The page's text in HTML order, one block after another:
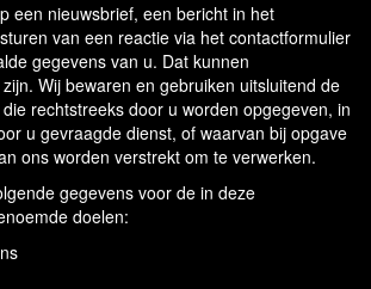
een nieuwsbrief, een bericht in het
van een reactie via het contactformulier
gegevens van u. Dat kunnen
Wij bewaren en gebruiken uitsluitend de
rechtstreeks door u worden opgegeven, in
u gevraagde dienst, of waarvan bij opgave
ons worden verstrekt om te verwerken.
gegevens voor de in deze
doelen: